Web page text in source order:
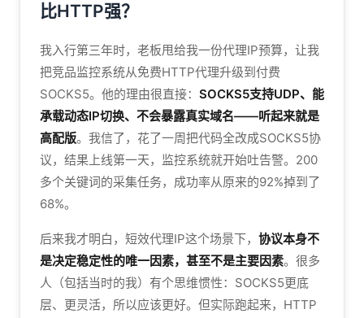
比HTTP强？
我入行第三年时，老板甩给我一份代理IP预算，让我
把竞品监控系统从免费HTTP代理升级到付费
SOCKS5。他的理由很直接： SOCKS5支持UDP、能
承载动态IP切换、不会暴露真实域名——听起来就是
高配版。我信了，花了一周把代码全改成SOCKS5协
议，结果上线第一天，监控系统就开始吐告警。200
多个关键词的采集任务，成功率从原来的92%掉到了
68%。
后来我才明白，短效代理IP这个场景下， 协议本身不
是决定稳定性的唯一因素，甚至不是主要因素。很多
人（包括当时的我）有个思维惯性：SOCKS5更底
层、更灵活，所以应该更好。但实际跑起来，HTTP